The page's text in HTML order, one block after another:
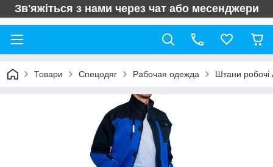
Зв'яжіться з нами через чат або месенджери
Товари Спецодяг Рабочая одежда Штани робочі